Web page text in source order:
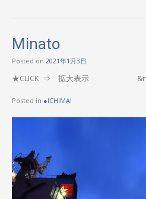
Minato
Posted on 2021年1月3日
★CLICK ⇒ 拡大表示
Posted in ●ICHIMAI